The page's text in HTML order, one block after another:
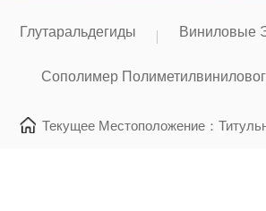
Глутаральдегиды Виниловые
Сополимер
Текущее Местоположение：